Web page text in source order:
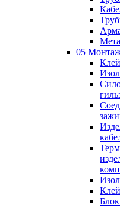
05
Клей